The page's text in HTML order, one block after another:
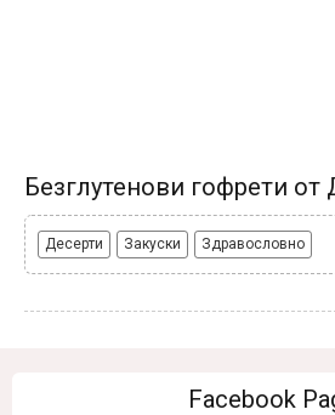
Безглутенови гофрети
Десерти Закуски Здравословно
Facebook